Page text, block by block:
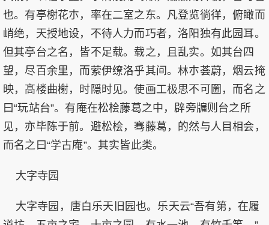
也。有亭榭花朩，率在二室之东。凡登览徜徉，俯瞰而
峭绝，天授地设，不待人力而巧者，洛阳独有此园耳。
但其亭台之名，皆不足载。载之，且乱实。如其台四
望，尽百余里，而萦伊缭洛乎其间。林朩荟蔚，烟云掩
映，髙楼曲榭，时隠时见。使画工极思不可圗，而名之
曰“玩站台”。有庵在松桧藤葛之中，辟旁牖则台之所
见，亦毕陈于前。避松桧，骞藤葛，的然与人目相会，
而名之曰“学古庵”。其实皆此类。
大字寺园
大字寺园，唐白乐天旧园也。乐天云“吾有第，在履